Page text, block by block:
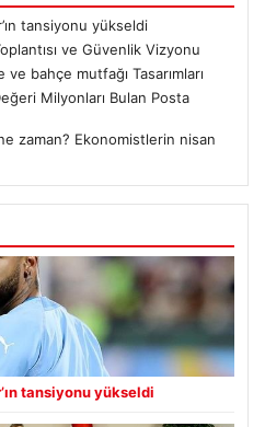
tansiyonu yükseldi
ve Güvenlik Vizyonu
bahçe mutfağı Tasarımları
Milyonları Bulan Posta
zaman? Ekonomistlerin nisan
tansiyonu yükseldi